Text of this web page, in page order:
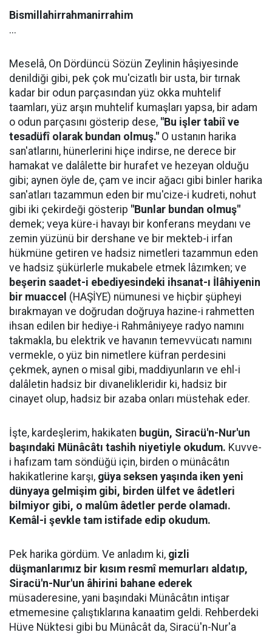
Bismillahirrahmanirrahim
...
Meselâ, On Dördüncü Sözün Zeylinin hâşiyesinde
denildiği gibi, pek çok mu'cizatlı bir usta, bir tırnak
kadar bir odun parçasından yüz okka muhtelif
taamları, yüz arşın muhtelif kumaşları yapsa, bir adam
o odun parçasını gösterip dese, "Bu işler tabiî ve
tesadüfî olarak bundan olmuş." O ustanın harika
san'atlarını, hünerlerini hiçe indirse, ne derece bir
hamakat ve dalâlette bir hurafet ve hezeyan olduğu
gibi; aynen öyle de, çam ve incir ağacı gibi binler harika
san'atları tazammun eden bir mu'cize-i kudreti, nohut
gibi iki çekirdeği gösterip "Bunlar bundan olmuş"
demek; veya küre-i havayı bir konferans meydanı ve
zemin yüzünü bir dershane ve bir mekteb-i irfan
hükmüne getiren ve hadsiz nimetleri tazammun eden
ve hadsiz şükürlerle mukabele etmek lâzımken; ve
beşerin saadet-i ebediyesindeki ihsanat-ı İlâhiyenin
bir muaccel (HAŞİYE) nümunesi ve hiçbir şüpheyi
bırakmayan ve doğrudan doğruya hazine-i rahmetten
ihsan edilen bir hediye-i Rahmâniyeye radyo namını
takmakla, bu elektrik ve havanın temevvücatı namını
vermekle, o yüz bin nimetlere küfran perdesini
çekmek, aynen o misal gibi, maddiyunların ve ehl-i
dalâletin hadsiz bir divanelikleridir ki, hadsiz bir
cinayet olup, hadsiz bir azaba onları müstehak eder.
İşte, kardeşlerim, hakikaten bugün, Siracü'n-Nur'un
başındaki Münâcâtı tashih niyetiyle okudum. Kuvve-
i hafızam tam söndüğü için, birden o münâcâtın
hakikatlerine karşı, güya seksen yaşında iken yeni
dünyaya gelmişim gibi, birden ülfet ve âdetleri
bilmiyor gibi, o malûm âdetler perde olamadı.
Kemâl-i şevkle tam istifade edip okudum.
Pek harika gördüm. Ve anladım ki, gizli
düşmanlarımız bir kısım resmî memurları aldatıp,
Siracü'n-Nur'un âhirini bahane ederek
müsaderesine, yani başındaki Münâcâtın intişar
etmemesine çalıştıklarına kanaatim geldi. Rehberdeki
Hüve Nüktesi gibi bu Münâcât da, Siracü'n-Nur'a